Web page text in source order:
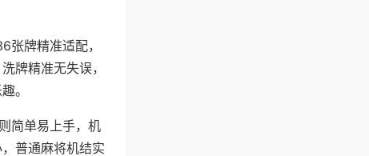
张牌精准适配，
牌精准无失误，
。
简单易上手，机
普通麻将机结实